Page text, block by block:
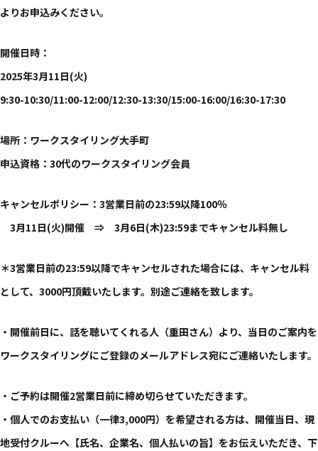
よりお申込みください。
開催日時：
2025年3月11日(火)
9:30-10:30/11:00-12:00/12:30-13:30/15:00-16:00/16:30-17:30
場所：ワークスタイリング大手町
申込資格：30代のワークスタイリング会員
キャンセルポリシー：3営業日前の23:59以降100％
3月11日(火)開催 ⇒ 3月6日(木)23:59までキャンセル料無し
＊3営業日前の23:59以降でキャンセルされた場合には、キャンセル料
として、3000円頂戴いたします。別途ご連絡を致します。
・開催前日に、話を聴いてくれる人（重田さん）より、当日のご案内を
ワークスタイリングにご登録のメールアドレス宛にご連絡いたします。
・ご予約は開催2営業日前に締め切らせていただきます。
・個人でのお支払い（一律3,000円）を希望される方は、開催当日、現
地受付クルーへ【氏名、企業名、個人払いの旨】をお伝えいただき、下